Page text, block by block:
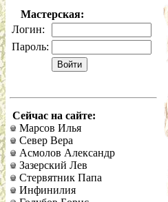
Мастерская:
Логин:
Пароль:
Сейчас на сайте:
Марсов Илья
Север Вера
Асмолов Александр
Зазерский Лев
Стервятник Папа
Инфинилия